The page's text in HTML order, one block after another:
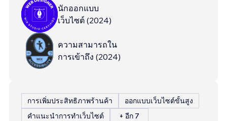
นักออกแบบ
เว็บไซต์ (2024)
ความสามารถใน
การเข้าถึง (2024)
การเพิ่มประสิทธิภาพร้านค้า
ออกแบบเว็บไซต์ขั้นสูง
คำแนะนำการทำเว็บไซต์
+ อีก 7